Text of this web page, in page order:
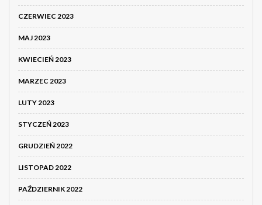
CZERWIEC 2023
MAJ 2023
KWIECIEŃ 2023
MARZEC 2023
LUTY 2023
STYCZEŃ 2023
GRUDZIEŃ 2022
LISTOPAD 2022
PAŹDZIERNIK 2022